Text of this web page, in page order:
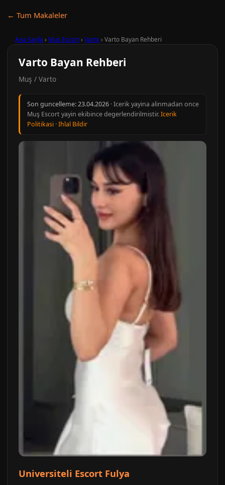
← Tum Makaleler
Ana Sayfa › Muş Escort› Varto› Varto Bayan Rehberi
Varto Bayan Rehberi
Muş / Varto
Son guncelleme:23.04.2026 · Icerik yayina alinmadan once
Muş Escort yayin ekibince degerlendirilmistir.Icerik
Politikasi ·Ihlal Bildir
Universiteli Escort Fulya